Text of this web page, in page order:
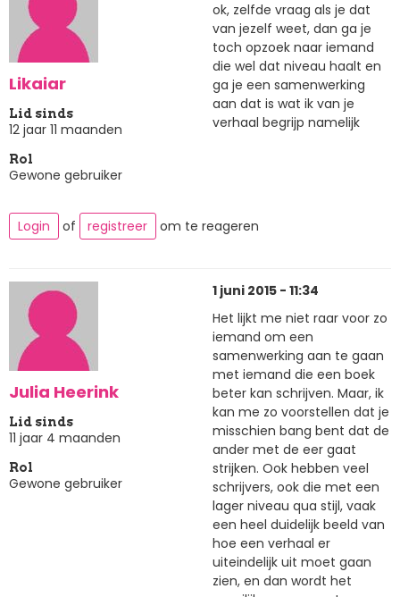
Likaiar
Lid sinds
12 jaar 11 maanden
Rol
Gewone gebruiker
ok, zelfde vraag als je dat
van jezelf weet, dan ga je
toch opzoek naar iemand
die wel dat niveau haalt en
ga je een samenwerking
aan dat is wat ik van je
verhaal begrijp namelijk
Login of registreer om te reageren
Julia Heerink
Lid sinds
11 jaar 4 maanden
Rol
Gewone gebruiker
1 juni 2015 - 11:34
Het lijkt me niet raar voor zo
iemand om een
samenwerking aan te gaan
met iemand die een boek
beter kan schrijven. Maar, ik
kan me zo voorstellen dat je
misschien bang bent dat de
ander met de eer gaat
strijken. Ook hebben veel
schrijvers, ook die met een
lager niveau qua stijl, vaak
een heel duidelijk beeld van
hoe een verhaal er
uiteindelijk uit moet gaan
zien, en dan wordt het